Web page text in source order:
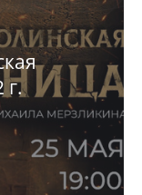
г.